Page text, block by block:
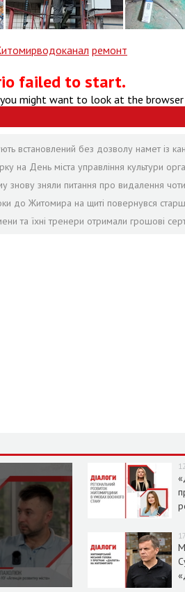
ремонт
failed to start.
might want to look at the
встановлений без дозволу намет із
на День міста управління культури
знову зняли питання про видалення
до Житомира на щиті повернувся
та їхні тренери отримали грошові